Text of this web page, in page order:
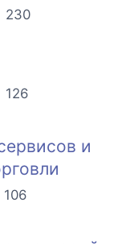
230
126
и
106